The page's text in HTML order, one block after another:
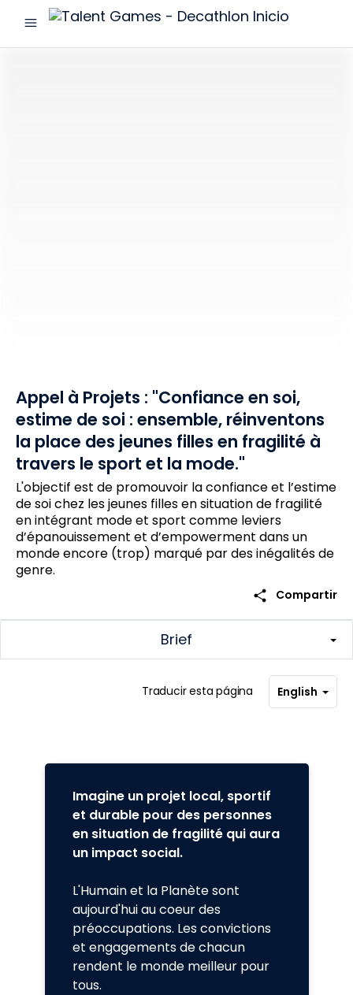
menu
Talent
Appel à Projets : "Confiance en soi,
estime de soi : ensemble, réinventons
la place des jeunes filles en fragilité à
travers le sport et la mode."
L'objectif est de promouvoir la confiance et l’estime
de soi chez les jeunes filles en situation de fragilité
en intégrant mode et sport comme leviers
d’épanouissement et d’empowerment dans un
monde encore (trop) marqué par des inégalités de
genre.
share Compartir
Brief
Traducir esta página English
Imagine un projet local, sportif
et durable pour des personnes
en situation de fragilité qui aura
un impact social.
L'Humain et la Planète sont
aujourd'hui au coeur des
préoccupations. Les convictions
et engagements de chacun
rendent le monde meilleur pour
tous.